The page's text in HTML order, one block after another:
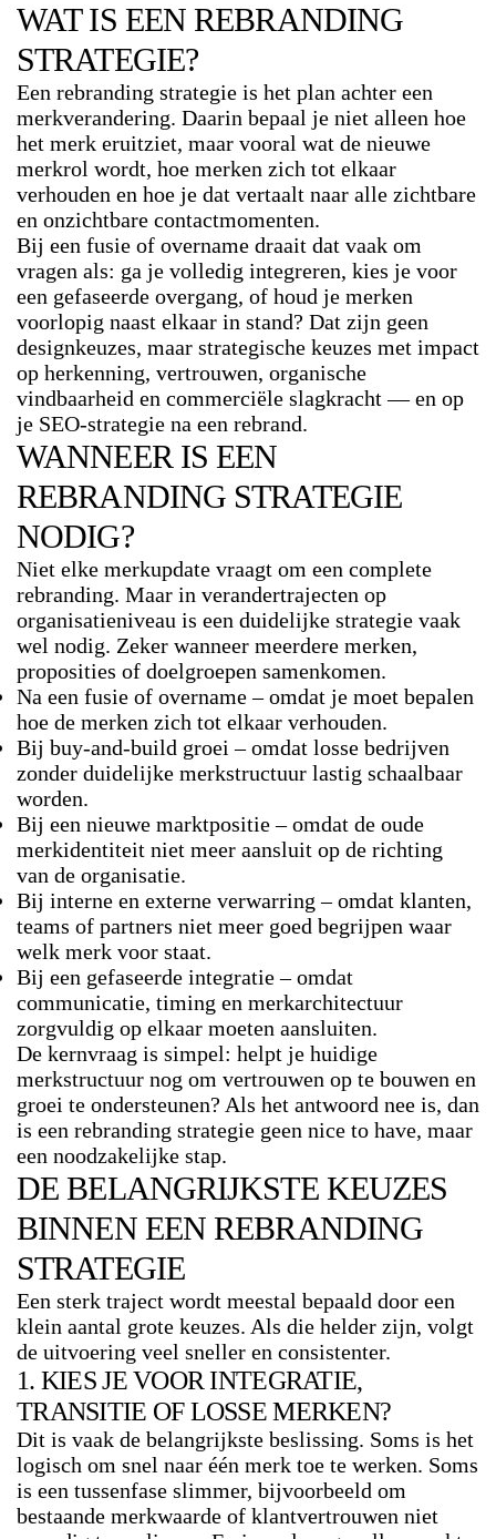
WAT IS EEN REBRANDING
STRATEGIE?
Een rebranding strategie is het plan achter een
merkverandering. Daarin bepaal je niet alleen hoe
het merk eruitziet, maar vooral wat de nieuwe
merkrol wordt, hoe merken zich tot elkaar
verhouden en hoe je dat vertaalt naar alle zichtbare
en onzichtbare contactmomenten.
Bij een fusie of overname draait dat vaak om
vragen als: ga je volledig integreren, kies je voor
een gefaseerde overgang, of houd je merken
voorlopig naast elkaar in stand? Dat zijn geen
designkeuzes, maar strategische keuzes met impact
op herkenning, vertrouwen, organische
vindbaarheid en commerciële slagkracht — en op
je SEO-strategie na een rebrand.
WANNEER IS EEN
REBRANDING STRATEGIE
NODIG?
Niet elke merkupdate vraagt om een complete
rebranding. Maar in verandertrajecten op
organisatieniveau is een duidelijke strategie vaak
wel nodig. Zeker wanneer meerdere merken,
proposities of doelgroepen samenkomen.
Na een fusie of overname– omdat je moet bepalen
hoe de merken zich tot elkaar verhouden.
Bij buy-and-build groei – omdat losse bedrijven
zonder duidelijke merkstructuur lastig schaalbaar
worden.
Bij een nieuwe marktpositie– omdat de oude
merkidentiteit niet meer aansluit op de richting
van de organisatie.
Bij interne en externe verwarring – omdat klanten,
teams of partners niet meer goed begrijpen waar
welk merk voor staat.
Bij een gefaseerde integratie– omdat
communicatie, timing en merkarchitectuur
zorgvuldig op elkaar moeten aansluiten.
De kernvraag is simpel: helpt je huidige
merkstructuur nog om vertrouwen op te bouwen en
groei te ondersteunen? Als het antwoord nee is, dan
is een rebranding strategie geen nice to have, maar
een noodzakelijke stap.
DE BELANGRIJKSTE KEUZES
BINNEN EEN REBRANDING
STRATEGIE
Een sterk traject wordt meestal bepaald door een
klein aantal grote keuzes. Als die helder zijn, volgt
de uitvoering veel sneller en consistenter.
1. KIES JE VOOR INTEGRATIE,
TRANSITIE OF LOSSE MERKEN?
Dit is vaak de belangrijkste beslissing. Soms is het
logisch om snel naar één merk toe te werken. Soms
is een tussenfase slimmer, bijvoorbeeld om
bestaande merkwaarde of klantvertrouwen niet